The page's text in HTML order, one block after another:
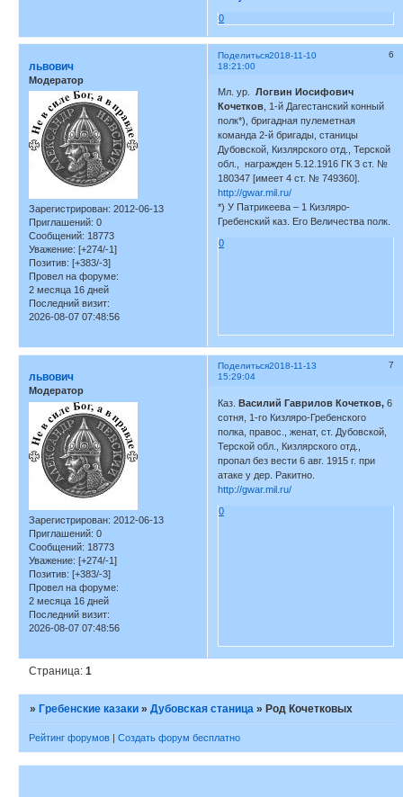
0
Поделиться 6
2018-11-10
18:21:00
львович
Модератор
Зарегистрирован: 2012-06-13
Приглашений: 0
Сообщений: 18773
Уважение: [+274/-1]
Позитив: [+383/-3]
Провел на форуме:
2 месяца 16 дней
Последний визит:
2026-08-07 07:48:56
Мл. ур.Логвин Иосифович
Кочетков, 1-й Дагестанский конный
полк*), бригадная пулеметная
команда 2-й бригады, станицы
Дубовской, Кизлярского отд., Терской
обл., награжден 5.12.1916 ГК 3 ст. №
180347 [имеет 4 ст. № 749360].
http://gwar.mil.ru/
*) У Патрикеева – 1 Кизляро-
Гребенский каз. Его Величества полк.
0
Поделиться 7
2018-11-13
15:29:04
львович
Модератор
Зарегистрирован: 2012-06-13
Приглашений: 0
Сообщений: 18773
Уважение: [+274/-1]
Позитив: [+383/-3]
Провел на форуме:
2 месяца 16 дней
Последний визит:
2026-08-07 07:48:56
Каз. Василий Гаврилов Кочетков, 6
сотня, 1-го Кизляро-Гребенского
полка, правос., женат, ст. Дубовской,
Терской обл., Кизлярского отд.,
пропал без вести 6 авг. 1915 г. при
атаке у дер. Ракитно.
http://gwar.mil.ru/
0
Страница:1
» Гребенские казаки »Дубовская станица » Род Кочетковых
Рейтинг форумов | Создать форум бесплатно